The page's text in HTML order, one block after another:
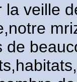
la veille
de